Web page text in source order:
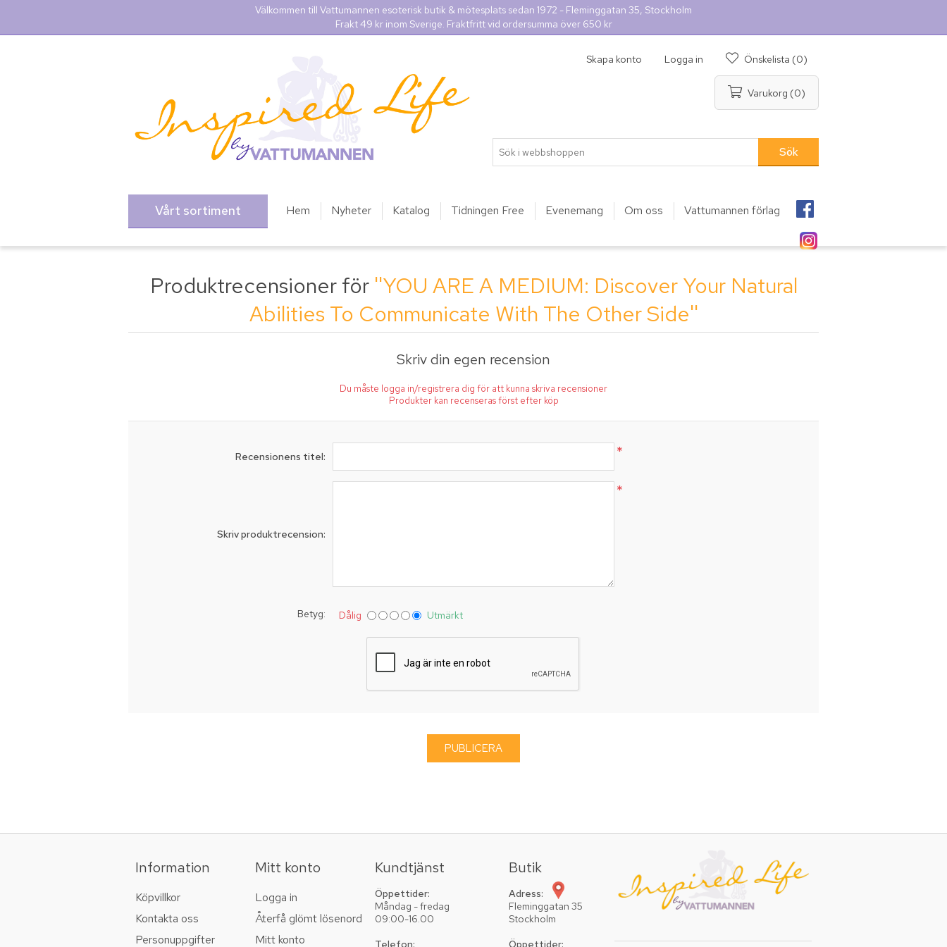
Välkommen till Vattumannen esoterisk butik & mötesplats sedan 1972 - Fleminggatan 35, Stockholm
Frakt 49 kr inom Sverige. Fraktfritt vid ordersumma över 650 kr
Skapa konto Logga in Önskelista (0)
Varukorg (0)
Vårt sortiment Hem Nyheter Katalog Tidningen Free Evenemang Om oss Vattumannen förlag
Produktrecensioner för YOU ARE A MEDIUM: Discover Your Natural
Abilities To Communicate With The Other Side
Skriv din egen recension
Du måste logga in/registrera dig för att kunna skriva recensioner
Produkter kan recenseras först efter köp
Recensionens titel: *
Skriv produktrecension:
*
Betyg: Dålig Utmärkt
Information
Köpvillkor
Kontakta oss
Personuppgifter
Mitt konto
Logga in
Återfå glömt lösenord
Mitt konto
Kundtjänst
Öppettider:
Måndag - fredag
09:00-16.00
Telefon:
Butik
Adress:
Fleminggatan 35
Stockholm
Öppettider: